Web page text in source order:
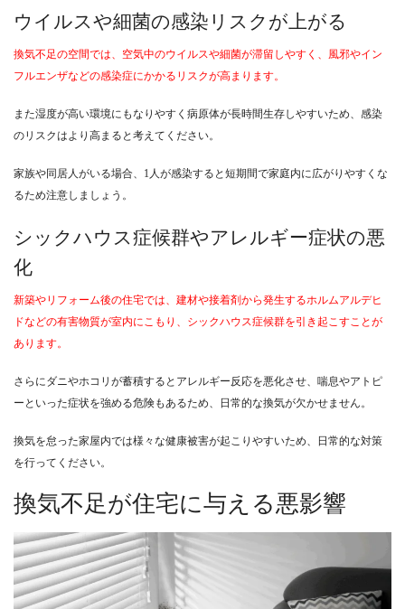
ウイルスや細菌の感染リスクが上がる
換気不足の空間では、空気中のウイルスや細菌が滞留しやすく、風邪やイン
フルエンザなどの感染症にかかるリスクが高まります。
また湿度が高い環境にもなりやすく病原体が長時間生存しやすいため、感染
のリスクはより高まると考えてください。
家族や同居人がいる場合、1人が感染すると短期間で家庭内に広がりやすくな
るため注意しましょう。
シックハウス症候群やアレルギー症状の悪
化
新築やリフォーム後の住宅では、建材や接着剤から発生するホルムアルデヒ
ドなどの有害物質が室内にこもり、シックハウス症候群を引き起こすことが
あります。
さらにダニやホコリが蓄積するとアレルギー反応を悪化させ、喘息やアトピ
ーといった症状を強める危険もあるため、日常的な換気が欠かせません。
換気を怠った家屋内では様々な健康被害が起こりやすいため、日常的な対策
を行ってください。
換気不足が住宅に与える悪影響